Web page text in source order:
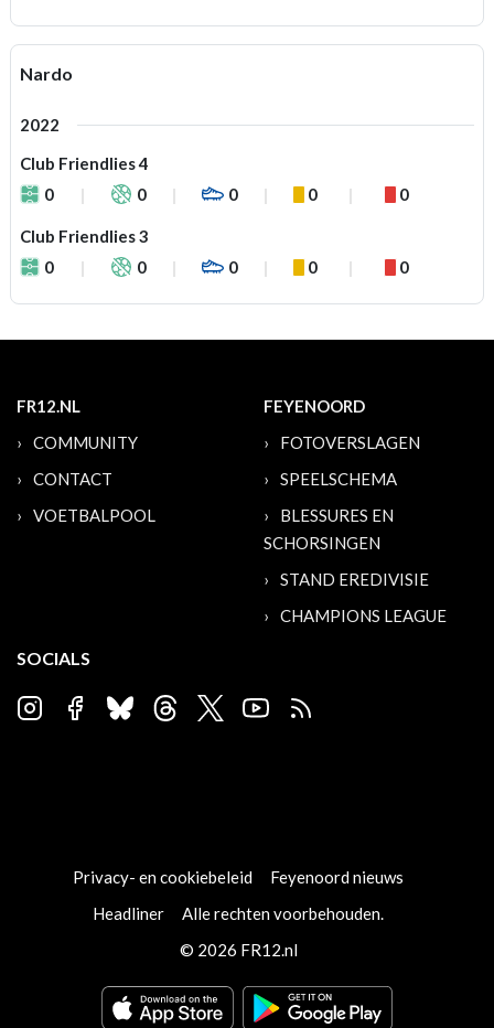
Nardo
2022
Club Friendlies 4
0
0 0 0 0
Club Friendlies 3
0
0 0 0 0
FR12.NL
COMMUNITY
CONTACT
VOETBALPOOL
FEYENOORD
FOTOVERSLAGEN
SPEELSCHEMA
BLESSURES EN
SCHORSINGEN
STAND EREDIVISIE
CHAMPIONS LEAGUE
SOCIALS
Privacy- en cookiebeleid
Feyenoord nieuws
Headliner
Alle rechten voorbehouden.
© 2026 FR12.nl